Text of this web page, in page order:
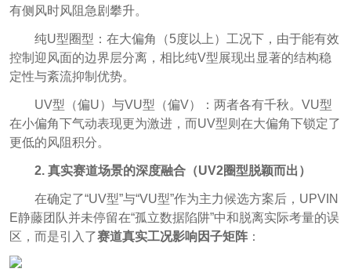
有侧风时风阻急剧攀升。
纯U型圈型：在大偏角（5度以上）工况下，由于能有效
控制迎风面的边界层分离，相比纯V型展现出显著的结构稳
定性与紊流抑制优势。
UV型（偏U）与VU型（偏V）：两者各有千秋。VU型
在小偏角下气动表现更为激进，而UV型则在大偏角下锁定了
更低的风阻积分。
2. 真实赛道场景的深度融合（UV2圈型脱颖而出）
在确定了“UV型”与“VU型”作为主力候选方案后，UPVIN
E静藤团队并未停留在“孤立数据陷阱”中和脱离实际考量的误
区，而是引入了赛道真实工况影响因子矩阵：